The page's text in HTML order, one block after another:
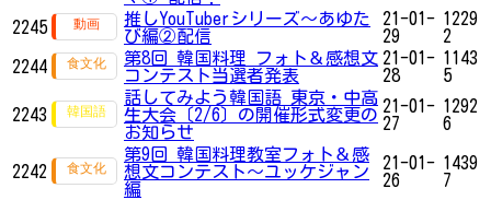
2245
推しYouTuberシリーズ〜あゆた
び編②配信
21-01-
29
1229
2
2244
第8回 韓国料理 フォト＆感想文
コンテスト当選者発表
21-01-
28
1143
5
2243
話してみよう韓国語 東京・中高
生大会〔2/6〕の開催形式変更の
お知らせ
21-01-
27
1292
6
2242
第9回 韓国料理教室フォト＆感
想文コンテスト～ユッケジャン
編
21-01-
26
1439
7